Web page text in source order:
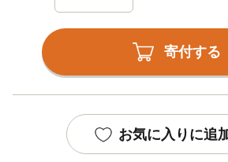
寄付する
お気に入りに追